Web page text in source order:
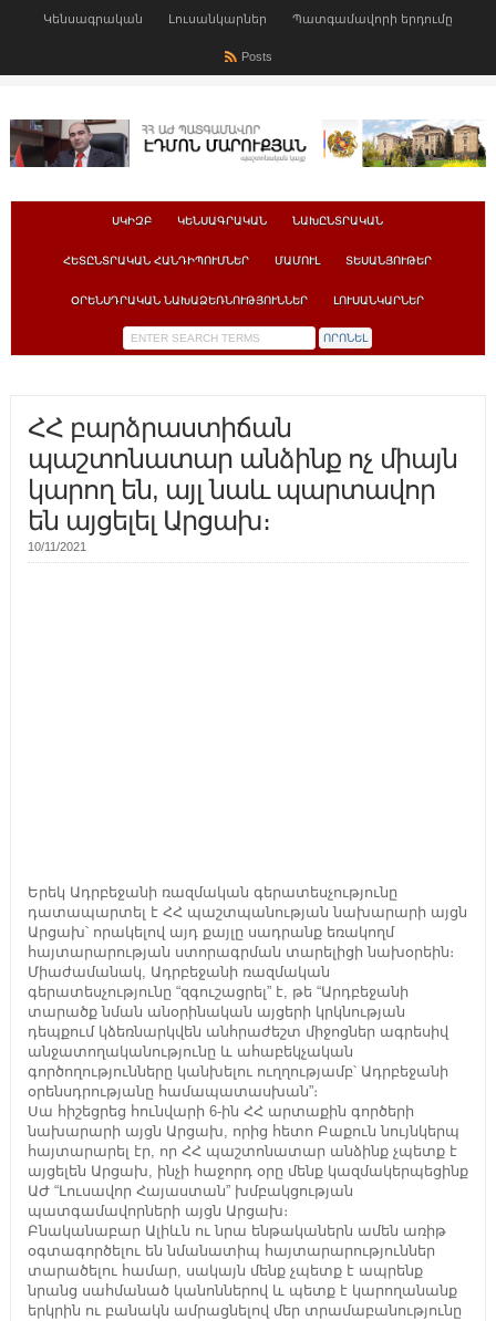
Կենսագրական Լուսանկարներ Պատգամավորի երդումը
Posts
ՍԿԻԶԲ ԿԵՆՍԱԳՐԱԿԱՆ ՆԱԽԸՆՏՐԱԿԱՆ
ՀԵՏԸՆՏՐԱԿԱՆ ՀԱՆԴԻՊՈՒՄՆԵՐ ՄԱՄՈՒԼ ՏԵՍԱՆՅՈՒԹԵՐ
ՕՐԵՆՍԴՐԱԿԱՆ ՆԱԽԱՁԵՌՆՈՒԹՅՈՒՆՆԵՐ ԼՈՒՍԱՆԿԱՐՆԵՐ
ՀՀ բարձրաստիճան
պաշտոնատար անձինք ոչ միայն
կարող են, այլ նաև պարտավոր
են այցելել Արցախ։
10/11/2021
Երեկ Ադրբեջանի ռազմական գերատեսչությունը
դատապարտել է ՀՀ պաշտպանության նախարարի այցն
Արցախ՝ որակելով այդ քայլը սադրանք եռակողմ
հայտարարության ստորագրման տարելիցի նախօրեին։
Միաժամանակ, Ադրբեջանի ռազմական
գերատեսչությունը “զգուշացրել” է, թե “Արդբեջանի
տարածք նման անօրինական այցերի կրկնության
դեպքում կձեռնարկվեն անհրաժեշտ միջոցներ ագրեսիվ
անջատողականությունը և ահաբեկչական
գործողությունները կանխելու ուղղությամբ՝ Ադրբեջանի
օրենսդրությանը համապատասխան”։
Սա հիշեցրեց հունվարի 6-ին ՀՀ արտաքին գործերի
նախարարի այցն Արցախ, որից հետո Բաքուն նույնկերպ
հայտարարել էր, որ ՀՀ պաշտոնատար անձինք չպետք է
այցելեն Արցախ, ինչի հաջորդ օրը մենք կազմակերպեցինք
ԱԺ “Լուսավոր Հայաստան” խմբակցության
պատգամավորների այցն Արցախ։
Բնականաբար Ալիևն ու նրա ենթականերն ամեն առիթ
օգտագործելու են նմանատիպ հայտարարություններ
տարածելու համար, սակայն մենք չպետք է ապրենք
նրանց սահմանած կանոններով և պետք է կարողանանք
երկրին ու բանակն ամրացնելով մեր տրամաբանությունը